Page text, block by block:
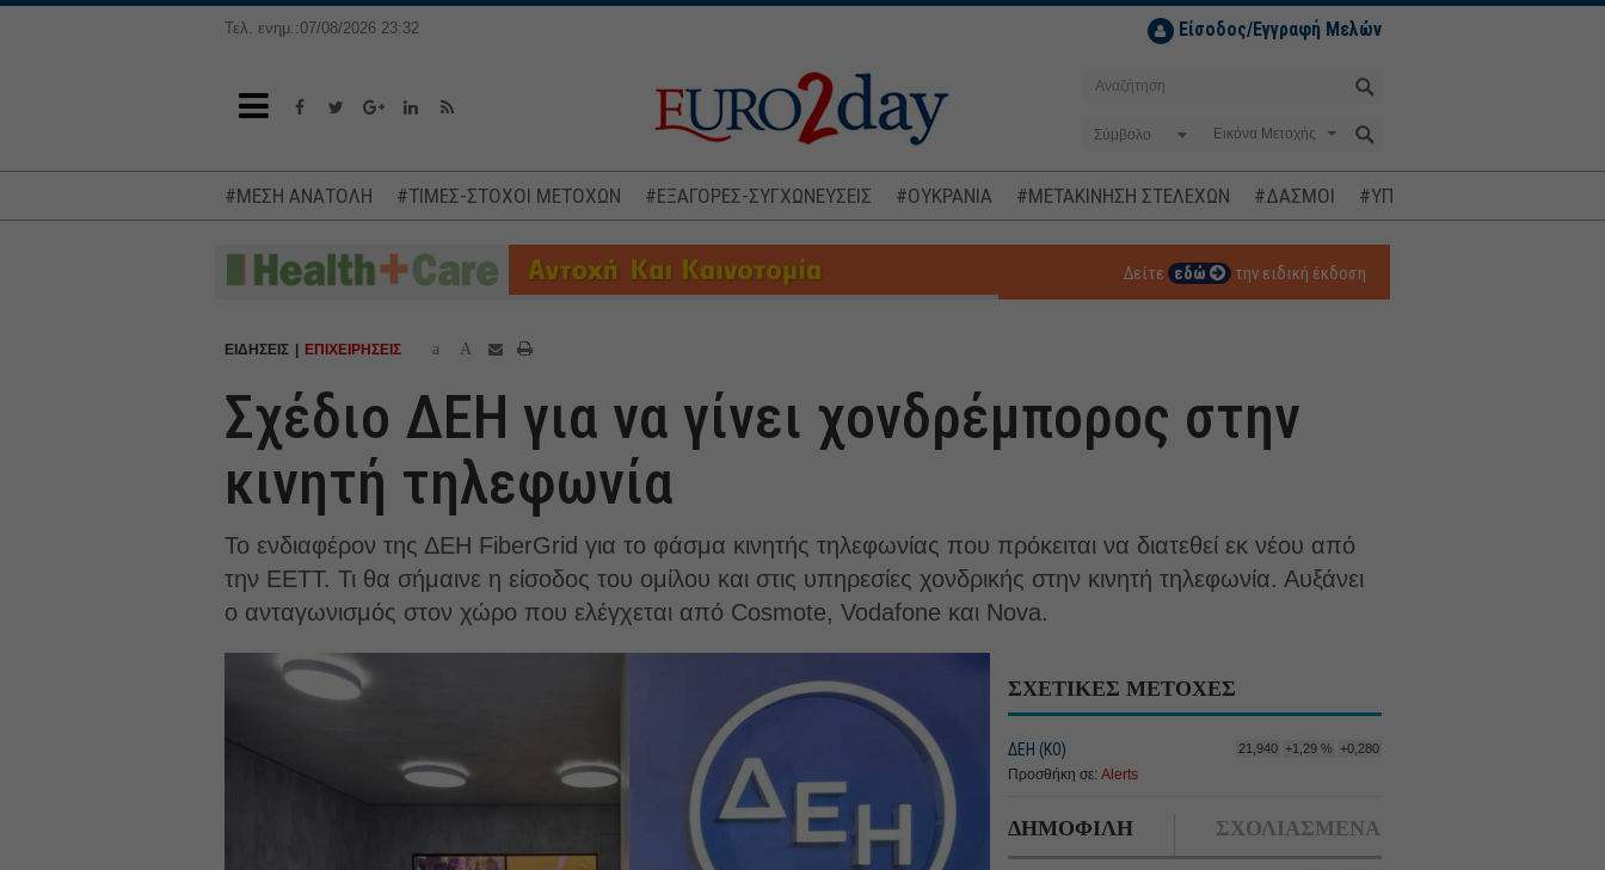
Τελ. ενημ.:07/08/2026 23:32 Είσοδος/Εγγραφή Μελών
Σύμβολο
#ΜΕΣΗ ΑΝΑΤΟΛΗ #ΤΙΜΕΣ-ΣΤΟΧΟΙ ΜΕΤΟΧΩΝ #ΕΞΑΓΟΡΕΣ-ΣΥΓΧΩΝΕΥΣΕΙΣ #ΟΥΚΡΑΝΙΑ #ΜΕΤΑΚΙΝΗΣΗ ΣΤΕΛΕΧΩΝ #ΔΑΣΜΟΙ #ΥΠΟΚΛΟΠΕΣ
Δείτε εδώ την ειδική έκδοση
ΕΙΔΗΣΕΙΣ ΕΠΙΧΕΙΡΗΣΕΙΣ a A
Σχέδιο ΔΕΗ για να γίνει χονδρέμπορος στην
κινητή τηλεφωνία
Το ενδιαφέρον της ΔΕΗ FiberGrid για το φάσμα κινητής τηλεφωνίας που πρόκειται να διατεθεί εκ νέου από
την ΕΕΤΤ. Τι θα σήμαινε η είσοδος του ομίλου και στις υπηρεσίες χονδρικής στην κινητή τηλεφωνία. Αυξάνει
ο ανταγωνισμός στον χώρο που ελέγχεται από Cosmote, Vodafone και Nova.
ΣΧΕΤΙΚΕΣ ΜΕΤΟΧΕΣ
ΔΕΗ (ΚΟ) 21,940 +1,29 % +0,280
Προσθήκη σε: Alerts
ΔΗΜΟΦΙΛΗ ΣΧΟΛΙΑΣΜΕΝΑ